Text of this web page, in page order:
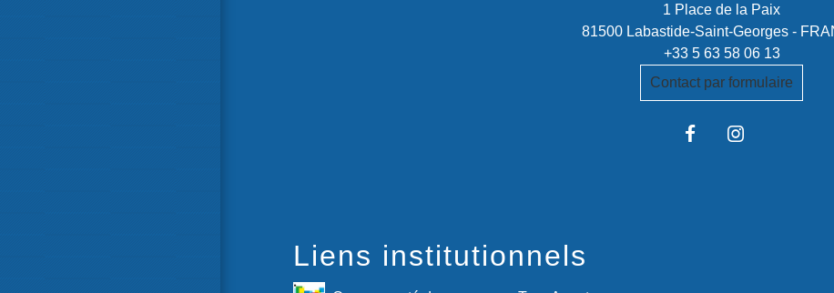
1 Place de la Paix
81500 Labastide-Saint-Georges -
+33 5 63 58 06 13
Contact par formulaire
Liens institutionnels